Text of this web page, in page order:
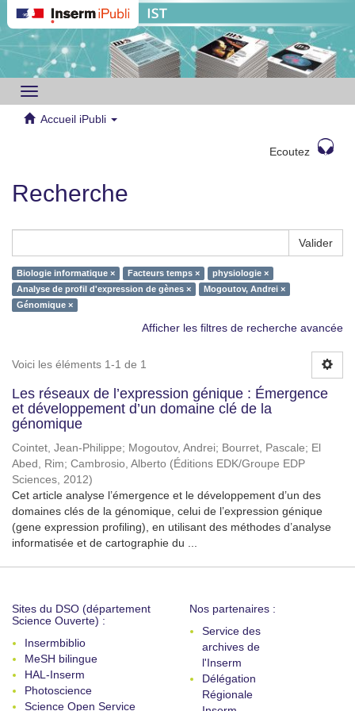
Toggle
navigation
Accueil iPubli
Ecoutez
Recherche
Valider
Biologie informatique × Facteurs temps ×
physiologie ×
Analyse de profil d'expression de gènes ×
Mogoutov, Andrei ×
Génomique ×
Afficher les filtres de recherche avancée
Voici les éléments 1-1 de 1
Les réseaux de l’expression génique : Émergence
et développement d’un domaine clé de la
génomique
Cointet, Jean-Philippe; Mogoutov, Andrei; Bourret, Pascale; El
Abed, Rim; Cambrosio, Alberto (Éditions EDK/Groupe EDP
Sciences, 2012)
Cet article analyse l’émergence et le développement d’un des
domaines clés de la génomique, celui de l’expression génique
(gene expression profiling), en utilisant des méthodes d’analyse
informatisée et de cartographie du ...
Sites du DSO (département
Science Ouverte) :
Insermbiblio
MeSH bilingue
HAL-Inserm
Photoscience
Science Open Service
Nos partenaires :
Service des
archives de
l'Inserm
Délégation
Régionale